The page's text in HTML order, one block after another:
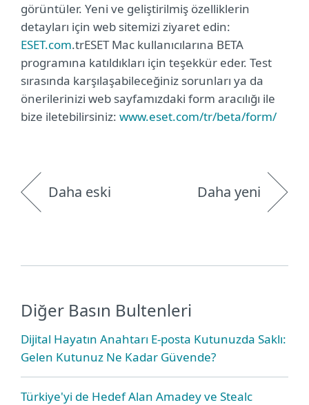
görüntüler. Yeni ve geliştirilmiş özelliklerin
detayları için web sitemizi ziyaret edin:
ESET.com.trESET Mac kullanıcılarına BETA
programına katıldıkları için teşekkür eder. Test
sırasında karşılaşabileceğiniz sorunları ya da
önerilerinizi web sayfamızdaki form aracılığı ile
bize iletebilirsiniz: www.eset.com/tr/beta/form/
Daha eski Daha yeni
Diğer Basın Bultenleri
Dijital Hayatın Anahtarı E-posta Kutunuzda Saklı:
Gelen Kutunuz Ne Kadar Güvende?
Türkiye'yi de Hedef Alan Amadey ve Stealc